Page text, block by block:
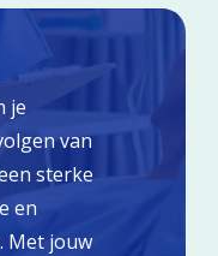
je
van
sterke
en
Met jouw